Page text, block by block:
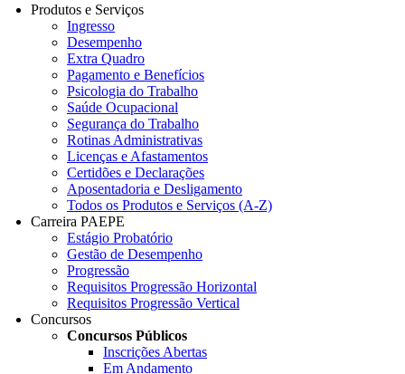
Produtos e Serviços
Ingresso
Desempenho
Extra Quadro
Pagamento e Benefícios
Psicologia do Trabalho
Saúde Ocupacional
Segurança do Trabalho
Rotinas Administrativas
Licenças e Afastamentos
Certidões e Declarações
Aposentadoria e Desligamento
Todos os Produtos e Serviços (A-Z)
Carreira PAEPE
Estágio Probatório
Gestão de Desempenho
Progressão
Requisitos Progressão Horizontal
Requisitos Progressão Vertical
Concursos
Concursos Públicos
Inscrições Abertas
Em Andamento